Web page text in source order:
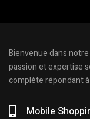
Bienvenue dans
passion et expertise
complète répondant
Mobile